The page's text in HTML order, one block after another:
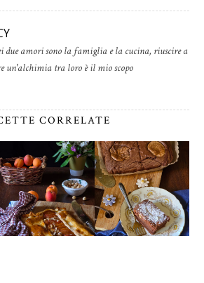
due amori sono la famiglia e la cucina, riuscire a
un'alchimia tra loro è il mio scopo
CORRELATE